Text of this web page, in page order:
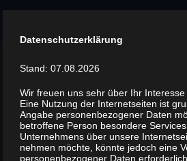
Tag -Sabine
1 episodes
Datenschutzerklärung
Stand: 07.08.2026
Wir freuen uns sehr über Ihr Interesse
Eine Nutzung der Internetseiten ist
Angabe personenbezogener Daten
betroffene Person besondere
Unternehmens über unsere
nehmen möchte, könnte jedoch eine
personenbezogener Daten